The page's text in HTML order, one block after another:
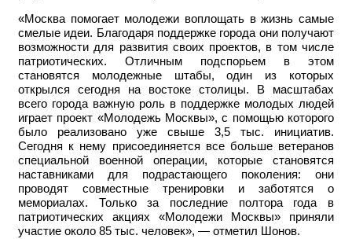
«Москва помогает молодежи воплощать в жизнь самые
смелые идеи. Благодаря поддержке города они получают
возможности для развития своих проектов, в том числе
патриотических. Отличным подспорьем в этом
становятся молодежные штабы, один из которых
открылся сегодня на востоке столицы. В масштабах
всего города важную роль в поддержке молодых людей
играет проект «Молодежь Москвы», с помощью которого
было реализовано уже свыше 3,5 тыс. инициатив.
Сегодня к нему присоединяется все больше ветеранов
специальной военной операции, которые становятся
наставниками для подрастающего поколения: они
проводят совместные тренировки и заботятся о
мемориалах. Только за последние полтора года в
патриотических акциях «Молодежи Москвы» приняли
участие около 85 тыс. человек», — отметил Шонов.